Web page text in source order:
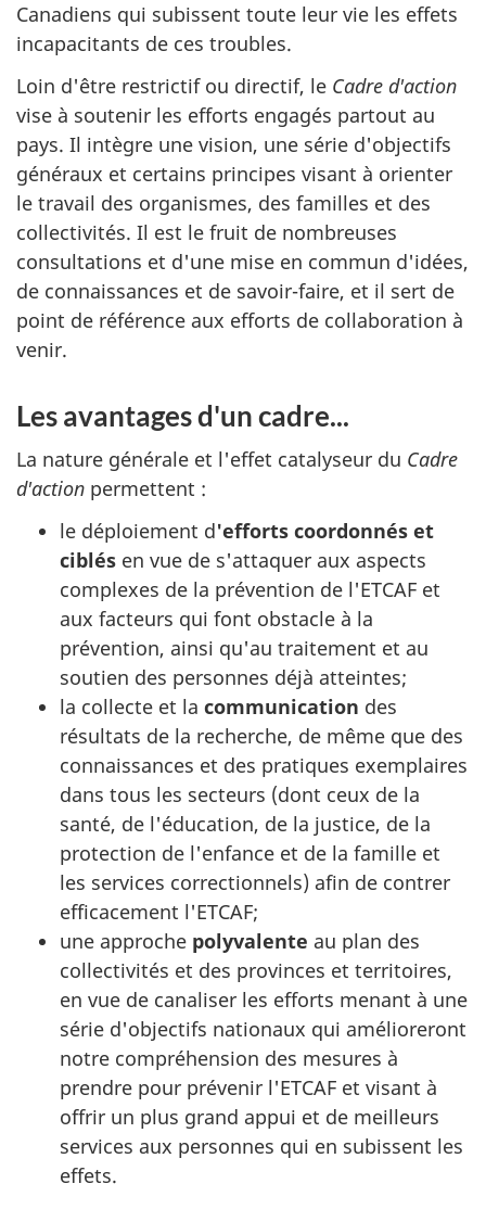
Canadiens qui subissent toute leur vie les effets
incapacitants de ces troubles.
Loin d'être restrictif ou directif, le Cadre d'action
vise à soutenir les efforts engagés partout au
pays. Il intègre une vision, une série d'objectifs
généraux et certains principes visant à orienter
le travail des organismes, des familles et des
collectivités. Il est le fruit de nombreuses
consultations et d'une mise en commun d'idées,
de connaissances et de savoir-faire, et il sert de
point de référence aux efforts de collaboration à
venir.
Les avantages d'un cadre...
La nature générale et l'effet catalyseur du Cadre
d'action permettent :
le déploiement d'efforts coordonnés et
ciblés en vue de s'attaquer aux aspects
complexes de la prévention de l'ETCAF et
aux facteurs qui font obstacle à la
prévention, ainsi qu'au traitement et au
soutien des personnes déjà atteintes;
la collecte et la communication des
résultats de la recherche, de même que des
connaissances et des pratiques exemplaires
dans tous les secteurs (dont ceux de la
santé, de l'éducation, de la justice, de la
protection de l'enfance et de la famille et
les services correctionnels) afin de contrer
efficacement l'ETCAF;
une approche polyvalente au plan des
collectivités et des provinces et territoires,
en vue de canaliser les efforts menant à une
série d'objectifs nationaux qui amélioreront
notre compréhension des mesures à
prendre pour prévenir l'ETCAF et visant à
offrir un plus grand appui et de meilleurs
services aux personnes qui en subissent les
effets.